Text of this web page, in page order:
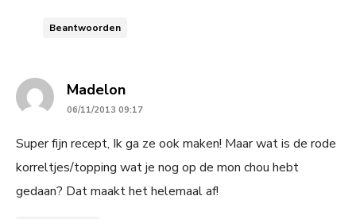
Beantwoorden
Madelonsays:
06/11/2013 09:17
Super fijn recept, Ik ga ze ook maken! Maar wat is de rode
korreltjes/topping wat je nog op de mon chou hebt
gedaan? Dat maakt het helemaal af!